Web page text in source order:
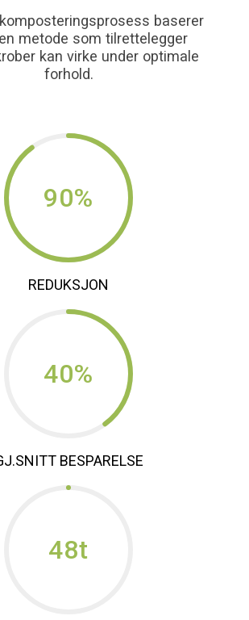
BIOCOTECH AS
baserer
metode som tilrettelegger
kan virke under optimale
forhold.
90%
REDUKSJON
40%
BESPARELSE
48t